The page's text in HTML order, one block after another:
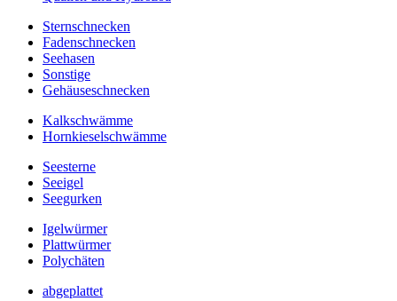
Sternschnecken
Fadenschnecken
Seehasen
Sonstige
Gehäuseschnecken
Kalkschwämme
Hornkieselschwämme
Seesterne
Seeigel
Seegurken
Igelwürmer
Plattwürmer
Polychäten
abgeplattet